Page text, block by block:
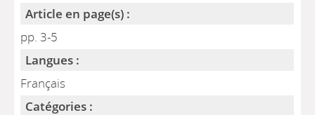
Article en page(s) :
pp. 3-5
Langues :
Français
Catégories :